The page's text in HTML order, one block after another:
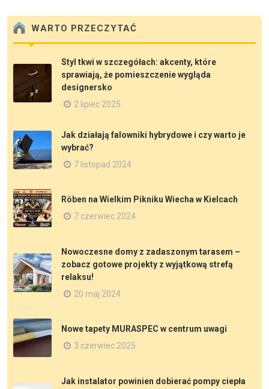
WARTO PRZECZYTAĆ
Styl tkwi w szczegółach: akcenty, które
sprawiają, że pomieszczenie wygląda
designersko
2 lipiec 2025
Jak działają falowniki hybrydowe i czy warto je
wybrać?
7 listopad 2024
Röben na Wielkim Pikniku Wiecha w Kielcach
7 czerwiec 2024
Nowoczesne domy z zadaszonym tarasem –
zobacz gotowe projekty z wyjątkową strefą
relaksu!
20 maj 2024
Nowe tapety MURASPEC w centrum uwagi
3 czerwiec 2025
Jak instalator powinien dobierać pompy ciepła